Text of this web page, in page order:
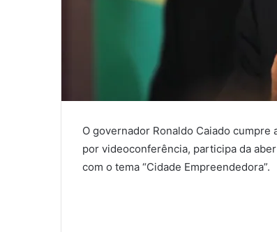
O governador Ronaldo Caiado
por videoconferência, participa da
com o tema “Cidade Empreendedora”.